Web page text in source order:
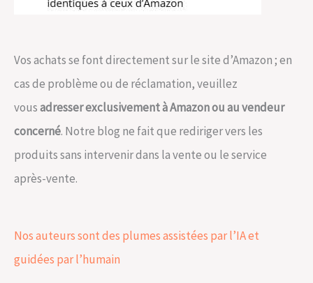
Vos achats se font directement sur le site d’Amazon ; en
cas de problème ou de réclamation, veuillez
vousadresser exclusivement à Amazon ou au vendeur
concerné. Notre blog ne fait que rediriger vers les
produits sans intervenir dans la vente ou le service
après-vente.
Nos auteurs sont des plumes assistées par l’IA et
guidées par l’humain